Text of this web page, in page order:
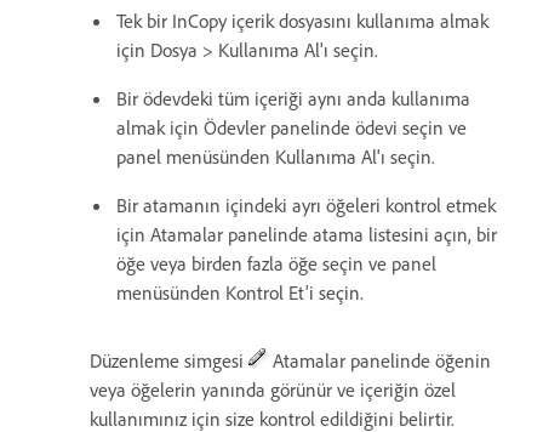
Tek bir InCopy içerik dosyasını kullanıma almak
için Dosya > Kullanıma Al'ı seçin.
Bir ödevdeki tüm içeriği aynı anda kullanıma
almak için Ödevler panelinde ödevi seçin ve
panel menüsünden Kullanıma Al'ı seçin.
Bir atamanın içindeki ayrı öğeleri kontrol etmek
için Atamalar panelinde atama listesini açın, bir
öğe veya birden fazla öğe seçin ve panel
menüsünden Kontrol Et'i seçin.
Düzenleme simgesi
Atamalar panelinde öğenin
veya öğelerin yanında görünür ve içeriğin özel
kullanımınız için size kontrol edildiğini belirtir.